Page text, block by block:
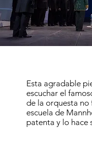
Esta agradable
escuchar el
de la orquesta no
escuela de
patenta y lo hace